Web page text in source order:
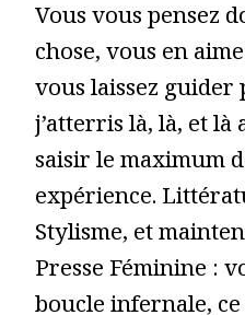
Vous vous pensez
chose, vous en
vous laissez
j’atterris là, là, et là
saisir le maximum
expérience.
Stylisme, et
Presse Féminine :